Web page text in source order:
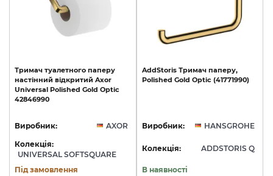
Тримач туалетного паперу
настінний відкритий Axor
Universal Polished Gold Optic
42846990
Виробник:
AXOR
Колекція:
UNIVERSAL SOFTSQUARE
Під замовлення
AddStoris Тримач паперу,
Polished Gold Optic (41771990)
Виробник: HANSGROHE
Колекція: ADDSTORIS Q
В наявності